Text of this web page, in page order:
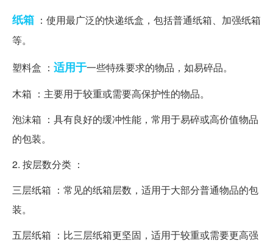
纸箱 ：使用最广泛的快递纸盒，包括普通纸箱、加强纸箱
等。
塑料盒 ： 适用于一些特殊要求的物品，如易碎品。
木箱 ：主要用于较重或需要高保护性的物品。
泡沫箱 ：具有良好的缓冲性能，常用于易碎或高价值物品
的包装。
2. 按层数分类 ：
三层纸箱 ：常见的纸箱层数，适用于大部分普通物品的包
装。
五层纸箱 ：比三层纸箱更坚固，适用于较重或需要更高强